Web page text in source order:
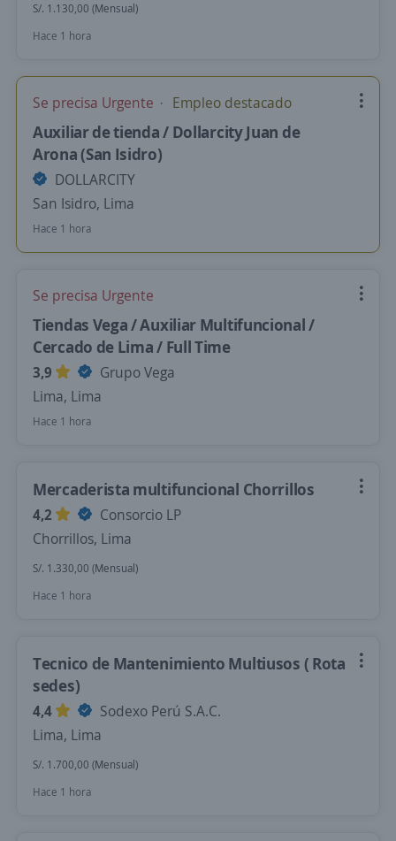
S/. 1.130,00 (Mensual)
Hace 1 hora
Se precisa Urgente Empleo destacado
Auxiliar de tienda / Dollarcity Juan de
Arona (San Isidro)
DOLLARCITY
San Isidro, Lima
Hace 1 hora
Se precisa Urgente
Tiendas Vega / Auxiliar Multifuncional /
Cercado de Lima / Full Time
3,9
Grupo Vega
Lima, Lima
Hace 1 hora
Mercaderista multifuncional Chorrillos
4,2
Consorcio LP
Chorrillos, Lima
S/. 1.330,00 (Mensual)
Hace 1 hora
Tecnico de Mantenimiento Multiusos ( Rota
sedes)
4,4
Sodexo Perú S.A.C.
Lima, Lima
S/. 1.700,00 (Mensual)
Hace 1 hora